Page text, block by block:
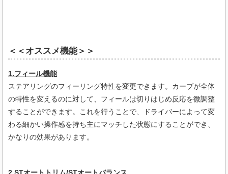
＜＜オススメ機能＞＞
1.フィール機能
ステアリングのフィーリング特性を変更できます。カーブが全体
の特性を変えるのに対して、フィールは切りはじめ反応を微調整
することができます。これを行うことで、ドライバーによって変
わる細かい操作感を持ち主にマッチした状態にすることができ、
かなりの効果があります。